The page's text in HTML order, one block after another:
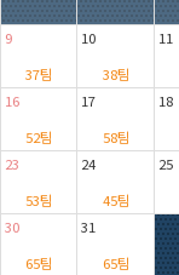
9
37팀
10
38팀
11
16
52팀
17
58팀
18
23
53팀
24
45팀
25
30
65팀
31
65팀